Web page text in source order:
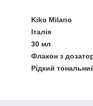
Kiko Milano
Італія
30 мл
Флакон з
Рідкий